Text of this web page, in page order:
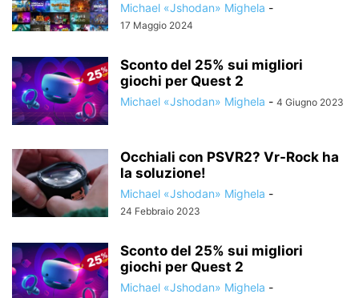
Michael «Jshodan» Mighela -
17 Maggio 2024
Sconto del 25% sui migliori
giochi per Quest 2
Michael «Jshodan» Mighela - 4 Giugno 2023
Occhiali con PSVR2? Vr-Rock ha
la soluzione!
Michael «Jshodan» Mighela -
24 Febbraio 2023
Sconto del 25% sui migliori
giochi per Quest 2
Michael «Jshodan» Mighela -